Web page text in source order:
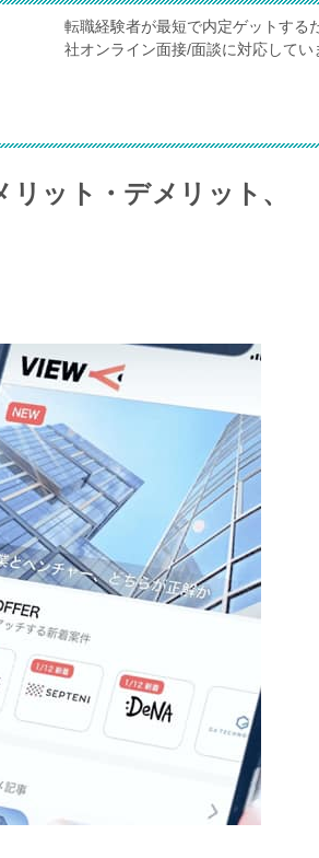
転職経験者が最短で内定ゲットす
社オンライン面接/面談に対応してい
ット・デメリット、